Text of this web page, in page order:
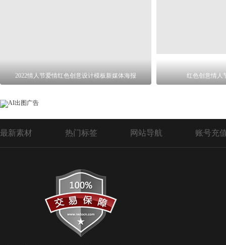
2022情人节爱情红色创意设计模板新媒体海报 红色创意情人
最新素材 热门标签 网站导航 账号充